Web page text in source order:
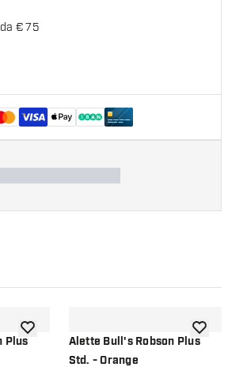
€ 75
Plusaggiungi alla lista dei desideri
Alette Bull's Robson Plus
Std. - Orange
aggiungi